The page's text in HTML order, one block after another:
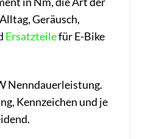
Geräusch,
Ersatzteilefür E-Bike
Nenndauerleistung.
Kennzeichen und je